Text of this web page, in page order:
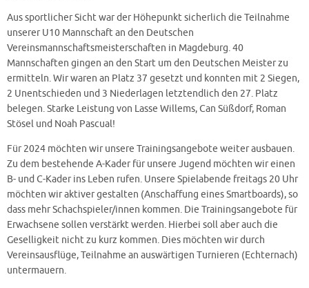
Aus sportlicher Sicht war der Höhepunkt sicherlich die Teilnahme
unserer U10 Mannschaft an den Deutschen
Vereinsmannschaftsmeisterschaften in Magdeburg. 40
Mannschaften gingen an den Start um den Deutschen Meister zu
ermitteln. Wir waren an Platz 37 gesetzt und konnten mit 2 Siegen,
2 Unentschieden und 3 Niederlagen letztendlich den 27. Platz
belegen. Starke Leistung von Lasse Willems, Can Süßdorf, Roman
Stösel und Noah Pascual!
Für 2024 möchten wir unsere Trainingsangebote weiter ausbauen.
Zu dem bestehende A-Kader für unsere Jugend möchten wir einen
B- und C-Kader ins Leben rufen. Unsere Spielabende freitags 20 Uhr
möchten wir aktiver gestalten (Anschaffung eines Smartboards), so
dass mehr Schachspieler/innen kommen. Die Trainingsangebote für
Erwachsene sollen verstärkt werden. Hierbei soll aber auch die
Geselligkeit nicht zu kurz kommen. Dies möchten wir durch
Vereinsausflüge, Teilnahme an auswärtigen Turnieren (Echternach)
untermauern.